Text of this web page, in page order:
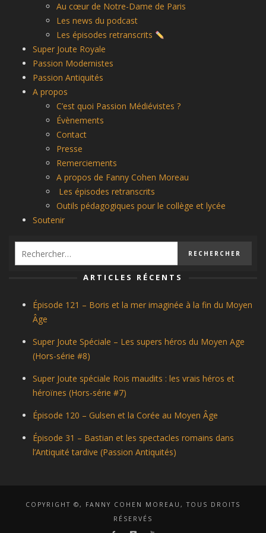
Au cœur de Notre-Dame de Paris
Les news du podcast
Les épisodes retranscrits
Super Joute Royale
Passion Modernistes
Passion Antiquités
A propos
C’est quoi Passion Médiévistes ?
Évènements
Contact
Presse
Remerciements
A propos de Fanny Cohen Moreau
Les épisodes retranscrits
Outils pédagogiques pour le collège et lycée
Soutenir
ARTICLES RÉCENTS
Épisode 121 – Boris et la mer imaginée à la fin du Moyen
Âge
Super Joute Spéciale – Les supers héros du Moyen Age
(Hors-série #8)
Super Joute spéciale Rois maudits : les vrais héros et
héroïnes (Hors-série #7)
Épisode 120 – Gulsen et la Corée au Moyen Âge
Épisode 31 – Bastian et les spectacles romains dans
l’Antiquité tardive (Passion Antiquités)
COPYRIGHT ©, FANNY COHEN MOREAU, TOUS DROITS
RÉSERVÉS